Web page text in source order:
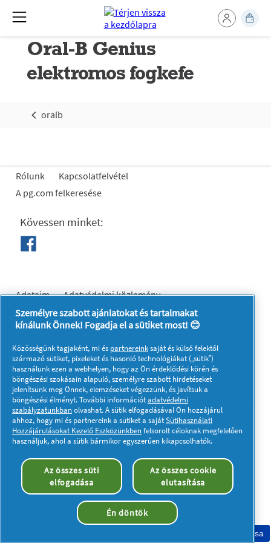
Oral-B Genius
elektromos fogkefe
oralb
Rólunk
Kapcsolatfelvétel
A pg.com felkeresése
Kövessen minket:
Adataim
Adatvédelmi közlemény
A sütik használatáról
Felhasználási feltételek
Akadálymentességi nyilatkozat
© 2023 Procter & Gamble. Minden jog fenntartva. Az oldalon
található információk felhasználása és az azokhoz való
hozzáférés a jogi nyilatkozatban meghatározott felhasználási
feltételek tárgyát képezik.
Sütik elfogadása
Személyre szabott ajánlatokat és tartalmakat
kínálunk Önnek! Fogadja el a sütiket most! 😊
Közösségünk tagjaként, mi és partnereinksaját és külső felektől
származó sütiket, pixeleket és hasonló technológiákat („sütik”)
használunk ezen a webhelyen, hogy az Ön érdeklődési körén és
böngészési szokásain alapuló, személyre szabott hirdetéseket
jelenítsünk meg Önnek, elemzéseket végezzünk, és javítsuk a
böngészési élményt. További információtadatvédelmi
szabályzatunkbanolvashat. A sütik elfogadásával Ön hozzájárul
ahhoz, hogy mi és partnereink a sütiket a sajátSütihasználati
Hozzájárulásokat Kezelő Eszközünkbenfelsorolt céloknak megfelelően
használjuk, ahol a sütik bármikor egyszerűen kikapcsolhatók.
Az összes süti
elfogadása
Az összes cookie
elutasítása
Én döntök